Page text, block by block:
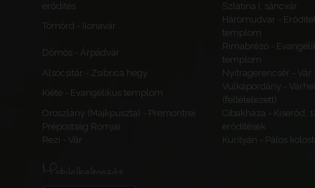
erődítés
Szlatina I. sáncvár
Tömörd - Ilonavár
Háromudvar -
templom
Dömös - Árpádvár
Rimabrézó -
templom
Alsócsitár - Zsibrica hegy
Nyitragerencsér - Vár
Kiéte - Evangélikus templom
Vulkapordány -
(feltételezett)
Oroszlány (Majkpuszta) - Premontrei
Prépostság Romjai
Cibakháza - Kiserőd,
erődítések
Rezi - Vár
Kurityán - Pálos
Mobilalkalmazás